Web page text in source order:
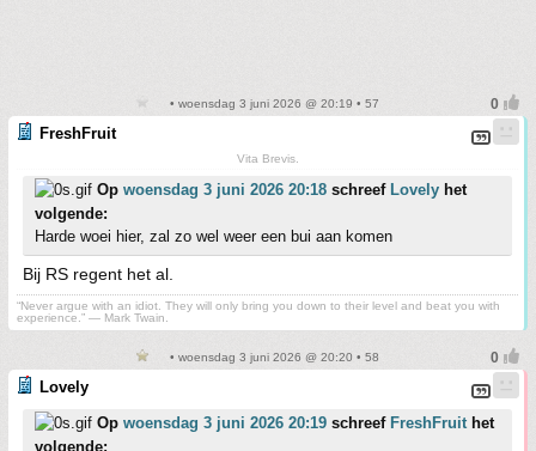
• woensdag 3 juni 2026 @ 20:19 • 57
FreshFruit
Vita Brevis.
Op woensdag 3 juni 2026 20:18 schreef Lovely het
volgende:
Harde woei hier, zal zo wel weer een bui aan komen
Bij RS regent het al.
“Never argue with an idiot. They will only bring you down to their level and beat you with
experience.” ― Mark Twain.
• woensdag 3 juni 2026 @ 20:20 • 58
Lovely
Op woensdag 3 juni 2026 20:19 schreef FreshFruithet
volgende: